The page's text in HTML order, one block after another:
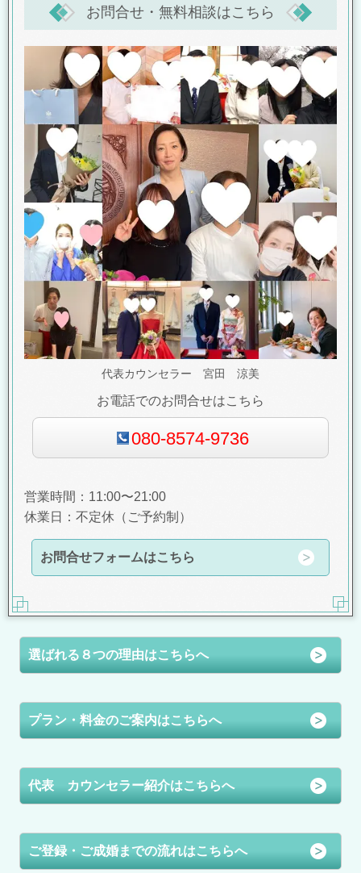
お問合せ・無料相談はこちら
代表カウンセラー 宮田 涼美
お電話でのお問合せはこちら
080-8574-9736
営業時間：11:00〜21:00
休業日：不定休（ご予約制）
お問合せフォームはこちら
選ばれる８つの理由はこちらへ
プラン・料金のご案内はこちらへ
代表 カウンセラー紹介はこちらへ
ご登録・ご成婚までの流れはこちらへ